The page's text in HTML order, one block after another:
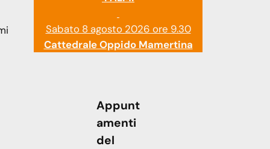
Sabato 8 agosto 2026 ore 9.30
Cattedrale Oppido Mamertina
Appunt
amenti
del